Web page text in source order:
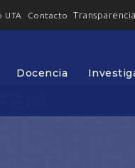
UTA Contacto Transparencia
Docencia